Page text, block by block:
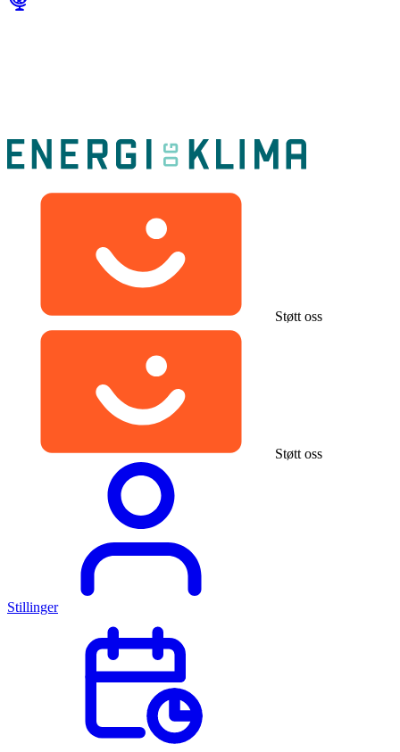
Støtt oss
Støtt oss
Stillinger